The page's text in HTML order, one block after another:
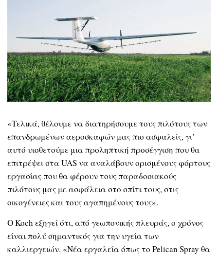
«Τελικά, θέλουμε να διατηρήσουμε τους πιλότους των
επανδρωμένων αεροσκαφών μας πιο ασφαλείς, γι’
αυτό υιοθετούμε μια προληπτική προσέγγιση που θα
επιτρέψει στα UAS να αναλάβουν ορισμένους φόρτους
εργασίας που θα φέρουν τους παραδοσιακούς
πιλότους μας με ασφάλεια στο σπίτι τους, στις
οικογένειες και τους αγαπημένους τους».
Ο Koch εξηγεί ότι, από γεωπονικής πλευράς, ο χρόνος
είναι πολύ σημαντικός για την υγεία των
καλλιεργειών. «Νέα εργαλεία όπως το Pelican Spray θα